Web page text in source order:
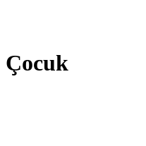
Çocuk